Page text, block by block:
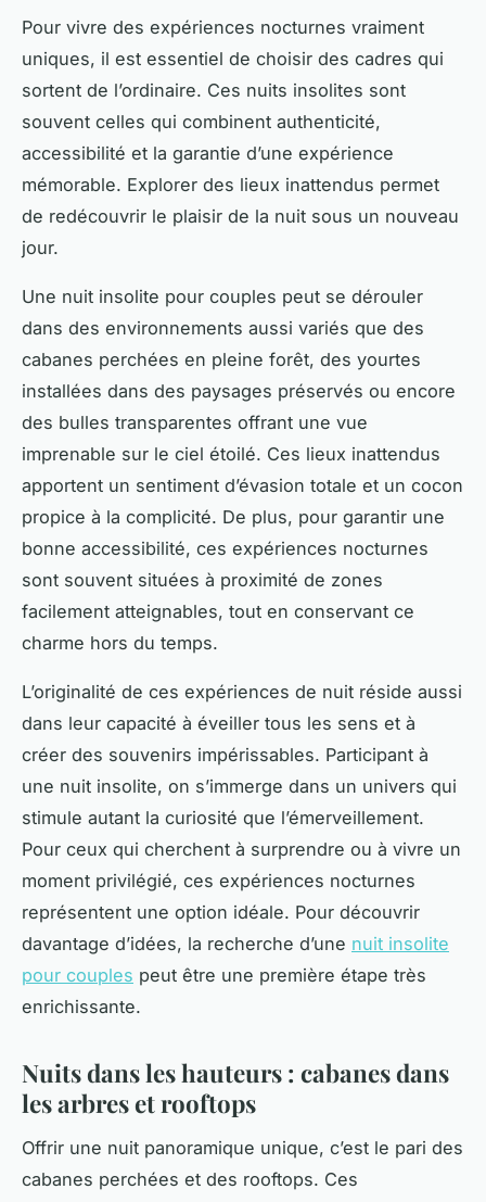
Pour vivre des expériences nocturnes vraiment
uniques, il est essentiel de choisir des cadres qui
sortent de l’ordinaire. Ces nuits insolites sont
souvent celles qui combinent authenticité,
accessibilité et la garantie d’une expérience
mémorable. Explorer des lieux inattendus permet
de redécouvrir le plaisir de la nuit sous un nouveau
jour.
Une nuit insolite pour couples peut se dérouler
dans des environnements aussi variés que des
cabanes perchées en pleine forêt, des yourtes
installées dans des paysages préservés ou encore
des bulles transparentes offrant une vue
imprenable sur le ciel étoilé. Ces lieux inattendus
apportent un sentiment d’évasion totale et un cocon
propice à la complicité. De plus, pour garantir une
bonne accessibilité, ces expériences nocturnes
sont souvent situées à proximité de zones
facilement atteignables, tout en conservant ce
charme hors du temps.
L’originalité de ces expériences de nuit réside aussi
dans leur capacité à éveiller tous les sens et à
créer des souvenirs impérissables. Participant à
une nuit insolite, on s’immerge dans un univers qui
stimule autant la curiosité que l’émerveillement.
Pour ceux qui cherchent à surprendre ou à vivre un
moment privilégié, ces expériences nocturnes
représentent une option idéale. Pour découvrir
davantage d’idées, la recherche d’une nuit insolite
pour couples peut être une première étape très
enrichissante.
Nuits dans les hauteurs : cabanes dans
les arbres et rooftops
Offrir une nuit panoramique unique, c’est le pari des
cabanes perchées et des rooftops. Ces